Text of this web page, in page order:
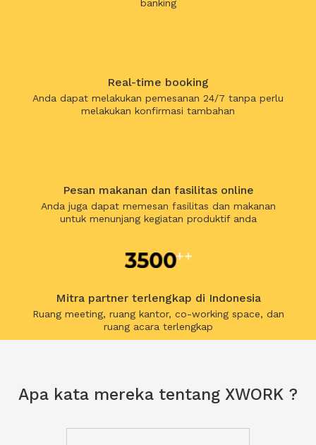
banking
Real-time booking
Anda dapat melakukan pemesanan 24/7 tanpa perlu
melakukan konfirmasi tambahan
Pesan makanan dan fasilitas online
Anda juga dapat memesan fasilitas dan makanan
untuk menunjang kegiatan produktif anda
Mitra partner terlengkap di Indonesia
Ruang meeting, ruang kantor, co-working space, dan
ruang acara terlengkap
Apa kata mereka tentang XWORK ?